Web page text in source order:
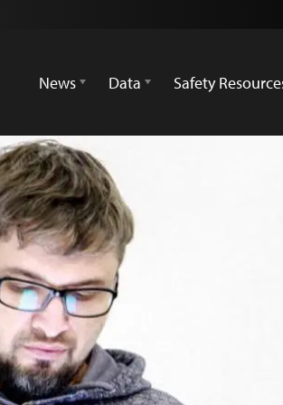
News
Data Safety